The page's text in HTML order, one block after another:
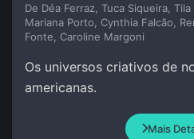
De Déa Ferraz, Tuca Siqueira,
Mariana Porto, Cynthia Falcão,
Fonte, Caroline Margoni
Os universos criativos de
americanas.
Mais